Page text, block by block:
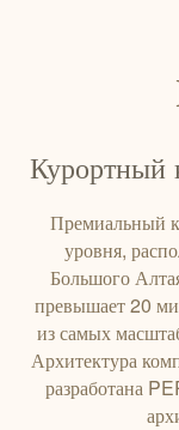
Курортный
Премиальный
уровня,
Большого
превышает 20
из самых
Архитектура
разработана